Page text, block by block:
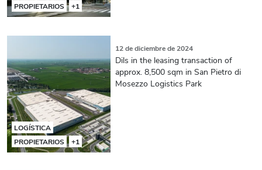
PROPIETARIOS
+1
LOGÍSTICA
PROPIETARIOS
+1
12 de diciembre de 2024
Dils in the leasing transaction of
approx. 8,500 sqm in San Pietro di
Mosezzo Logistics Park